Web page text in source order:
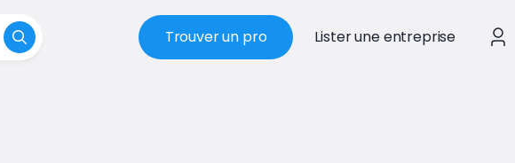
Trouver un pro Lister une entreprise